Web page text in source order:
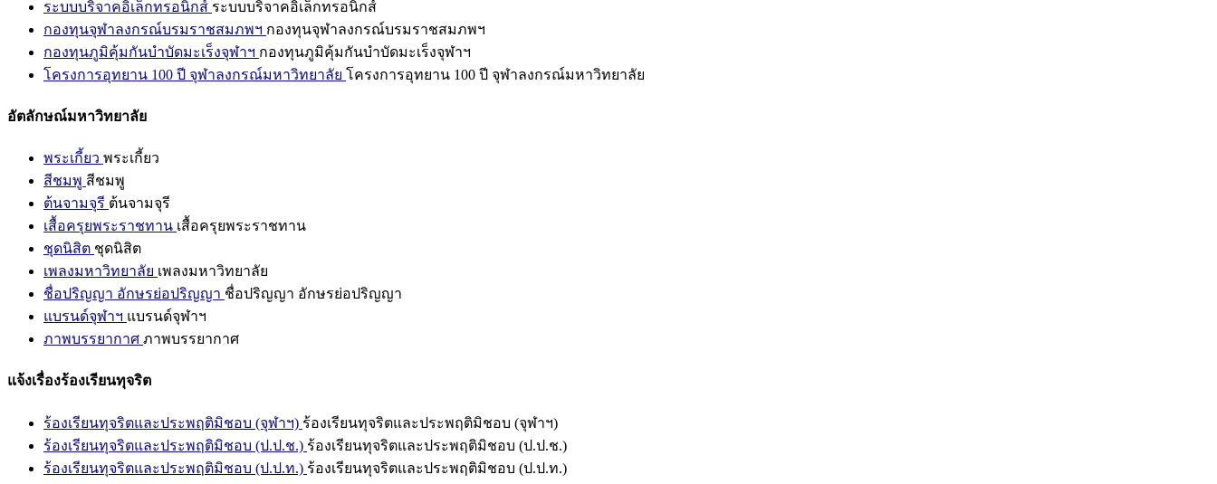
ระบบบริจาคอิเล็กทรอนิกส์ ระบบบริจาคอิเล็กทรอนิกส์
กองทุนจุฬาลงกรณ์บรมราชสมภพฯ กองทุนจุฬาลงกรณ์บรมราชสมภพฯ
กองทุนภูมิคุ้มกันบำบัดมะเร็งจุฬาฯ กองทุนภูมิคุ้มกันบำบัดมะเร็งจุฬาฯ
โครงการอุทยาน 100 ปี จุฬาลงกรณ์มหาวิทยาลัย โครงการอุทยาน 100 ปี จุฬาลงกรณ์มหาวิทยาลัย
อัตลักษณ์มหาวิทยาลัย
พระเกี้ยว พระเกี้ยว
สีชมพู สีชมพู
ต้นจามจุรี ต้นจามจุรี
เสื้อครุยพระราชทาน เสื้อครุยพระราชทาน
ชุดนิสิต ชุดนิสิต
เพลงมหาวิทยาลัย เพลงมหาวิทยาลัย
ชื่อปริญญา อักษรย่อปริญญา ชื่อปริญญา อักษรย่อปริญญา
แบรนด์จุฬาฯ แบรนด์จุฬาฯ
ภาพบรรยากาศ ภาพบรรยากาศ
แจ้งเรื่องร้องเรียนทุจริต
ร้องเรียนทุจริตและประพฤติมิชอบ (จุฬาฯ) ร้องเรียนทุจริตและประพฤติมิชอบ (จุฬาฯ)
ร้องเรียนทุจริตและประพฤติมิชอบ (ป.ป.ช.) ร้องเรียนทุจริตและประพฤติมิชอบ (ป.ป.ช.)
ร้องเรียนทุจริตและประพฤติมิชอบ (ป.ป.ท.) ร้องเรียนทุจริตและประพฤติมิชอบ (ป.ป.ท.)